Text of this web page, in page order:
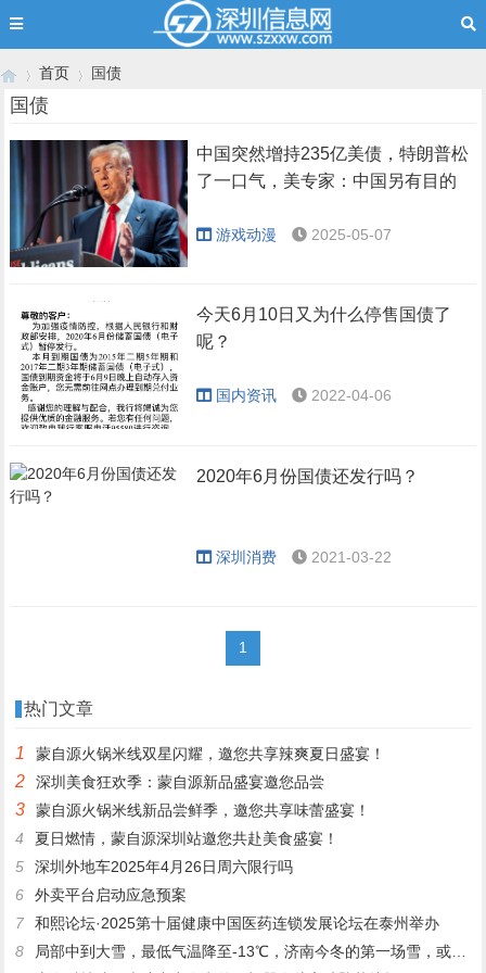
›
首页 国债
国债
中国突然增持235亿美债，特朗普松
了一口气，美专家：中国另有目的
游戏动漫 2025-05-07
今天6月10日又为什么停售国债了
呢？
国内资讯 2022-04-06
2020年6月份国债还发行吗？
深圳消费 2021-03-22
1
热门文章
1 蒙自源火锅米线双星闪耀，邀您共享辣爽夏日盛宴！
2 深圳美食狂欢季：蒙自源新品盛宴邀您品尝
3
蒙自源火锅米线新品尝鲜季，邀您共享味蕾盛宴！
4
夏日燃情，蒙自源深圳站邀您共赴美食盛宴！
5
深圳外地车2025年4月26日周六限行吗
6
外卖平台启动应急预案
7
和熙论坛·2025第十届健康中国医药连锁发展论坛在泰州举办
8
局部中到大雪，最低气温降至-13℃，济南今冬的第一场雪，或跟去年同一时间！